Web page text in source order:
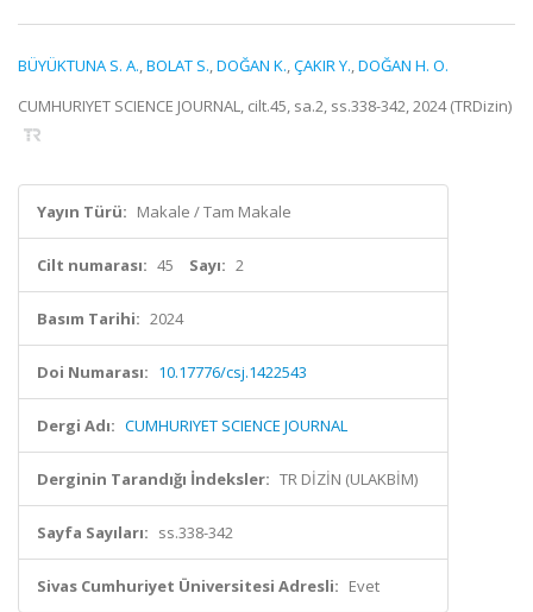
BÜYÜKTUNA S. A.,BOLAT S.,DOĞAN K.,ÇAKIR Y.,DOĞAN H. O.
CUMHURIYET SCIENCE JOURNAL, cilt.45, sa.2, ss.338-342, 2024 (TRDizin)
Yayın Türü: Makale / Tam Makale
Cilt numarası: 45 Sayı: 2
Basım Tarihi: 2024
Doi Numarası: 10.17776/csj.1422543
Dergi Adı: CUMHURIYET SCIENCE JOURNAL
Derginin Tarandığı İndeksler: TR DİZİN (ULAKBİM)
Sayfa Sayıları: ss.338-342
Sivas Cumhuriyet Üniversitesi Adresli: Evet